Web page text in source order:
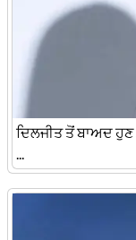
ਦਿਲਜੀਤ ਤੋਂ ਬਾਅਦ ਹੁਣ